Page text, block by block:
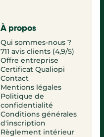
À propos
Qui sommes-nous ?
711 avis clients (4,9/5)
Offre entreprise
Certificat Qualiopi
Contact
Mentions légales
Politique de
confidentialité
Conditions générales
d'inscription
Règlement intérieur